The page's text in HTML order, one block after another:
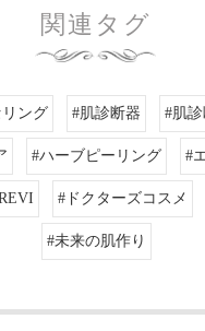
関連タグ
ング #肌診断器 #肌
#ハーブピーリング #
#ドクターズコスメ
#未来の肌作り